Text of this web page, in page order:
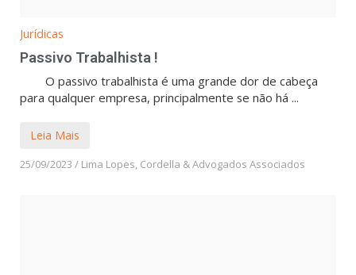
Jurídicas
Passivo Trabalhista !
O passivo trabalhista é uma grande dor de cabeça
para qualquer empresa, principalmente se não há ...
Leia Mais
25/09/2023 / Lima Lopes, Cordella & Advogados Associados